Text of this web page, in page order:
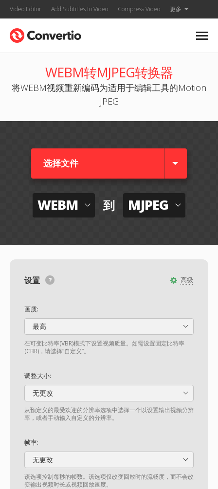
Video Editor Add Subtitles to Video Compress Video 更多
WEBM转MJPEG转换器
将WEBM视频重新编码为适用于编辑工具的Motion
JPEG
选择文件
WEBM 到 MJPEG
高级
设置
画质:
最高
在可变比特率(VBR)模式下设置视频质量。如需设置固定比特率
(CBR)，请选择“自定义”。
调整大小:
无更改
从预定义的最受欢迎的分辨率选项中选择一个以设置输出视频分辨
率，或者手动输入自定义的分辨率。
帧率:
无更改
该选项控制每秒的帧数。该选项仅改变回放时的流畅度，而不会改
变输出视频时长或视频回放速度。